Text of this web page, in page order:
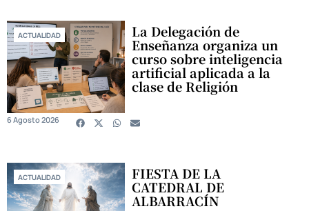
ACTUALIDAD La Delegación de
Enseñanza organiza un
curso sobre inteligencia
artificial aplicada a la
clase de Religión
6 Agosto 2026
ACTUALIDAD FIESTA DE LA
CATEDRAL DE
ALBARRACÍN